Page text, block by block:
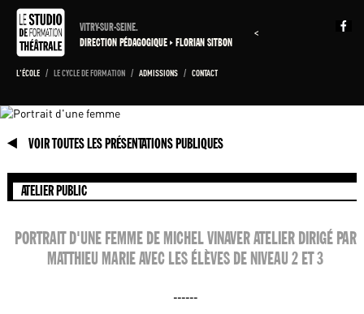
VITRY-SUR-SEINE.
DIRECTION PÉDAGOGIQUE FLORIAN SITBON
<
L'ÉCOLE / LE CYCLE DE FORMATION / ADMISSIONS / CONTACT
VOIR TOUTES LES PRÉSENTATIONS PUBLIQUES
ATELIER PUBLIC
PORTRAIT D'UNE FEMME DE MICHEL VINAVER ATELIER DIRIGÉ PAR
MATTHIEU MARIE AVEC LES ÉLÈVES DE NIVEAU 2 ET 3
------